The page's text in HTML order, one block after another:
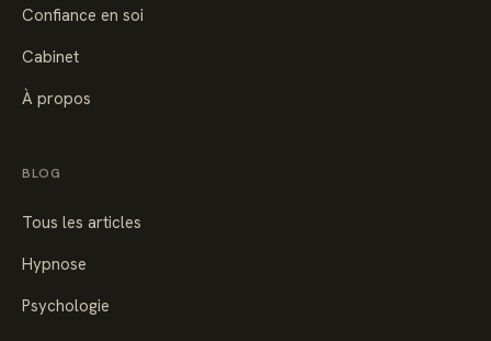
Confiance en soi
Cabinet
À propos
BLOG
Tous les articles
Hypnose
Psychologie